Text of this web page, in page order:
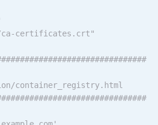
certificates.crt"
container_registry.html